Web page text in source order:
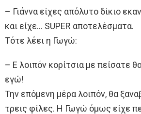
– Γιάννα είχες απόλυτο δίκιο
και είχε… SUPER αποτελέσματα.
Tότε λέει η Γωγώ:
– Ε λοιπόν κορίτσια με πείσατε
εγώ!
Την επόμενη μέρα λοιπόν, θα
τρεις φίλες. Η Γωγώ όμως είχε